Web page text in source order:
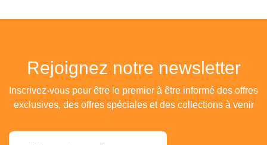
Rejoignez notre newsletter
Inscrivez-vous pour être le premier à être informé des offres
exclusives, des offres spéciales et des collections à venir